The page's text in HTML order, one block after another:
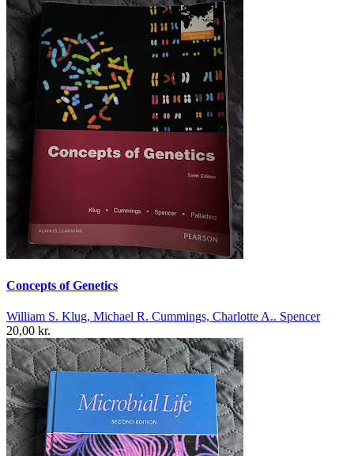
Concepts of Genetics
William S. Klug, Michael R. Cummings, Charlotte A.. Spencer
20,00 kr.